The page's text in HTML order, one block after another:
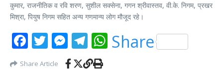
कुमार, राजनीतिक व रवि शरण, सुशील सक्सेना, गगन श्रीवास्तव, वी.के. निगम, प्रखर
मिश्रा, पियुष निगम सहित अन्य गणमान्य लोग मौजूद रहे।
Facebook
Twitter
Messenger
Telegram
WhatsApp
Share
Share Article